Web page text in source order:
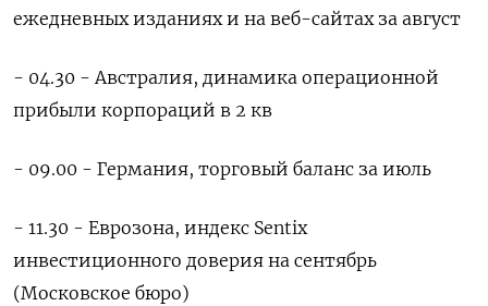
ежедневных изданиях и на веб-сайтах за август
- 04.30 - Австралия, динамика операционной
прибыли корпораций в 2 кв
- 09.00 - Германия, торговый баланс за июль
- 11.30 - Еврозона, индекс Sentix
инвестиционного доверия на сентябрь
(Московское бюро)